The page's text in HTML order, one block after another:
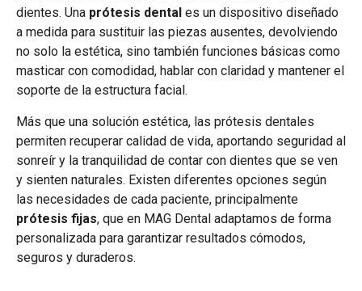
dientes. Una prótesis dental es un dispositivo diseñado
a medida para sustituir las piezas ausentes, devolviendo
no solo la estética, sino también funciones básicas como
masticar con comodidad, hablar con claridad y mantener el
soporte de la estructura facial.
Más que una solución estética, las prótesis dentales
permiten recuperar calidad de vida, aportando seguridad al
sonreír y la tranquilidad de contar con dientes que se ven
y sienten naturales. Existen diferentes opciones según
las necesidades de cada paciente, principalmente
prótesis fijas, que en MAG Dental adaptamos de forma
personalizada para garantizar resultados cómodos,
seguros y duraderos.